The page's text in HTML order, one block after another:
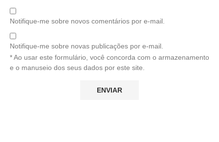
Notifique-me sobre novos comentários por e-mail.
Notifique-me sobre novas publicações por e-mail.
* Ao usar este formulário, você concorda com o armazenamento
e o manuseio dos seus dados por este site.